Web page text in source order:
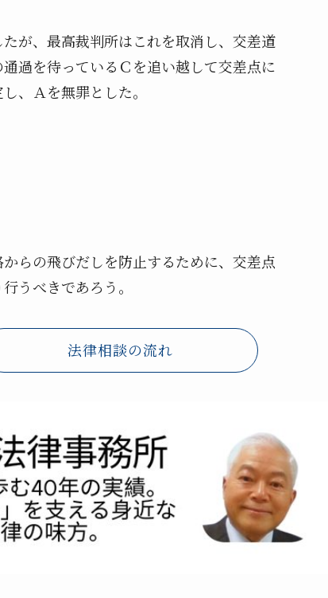
が、最高裁判所はこれを取消し、交差道
過を待っているＣを追い越して交差点に
、Ａを無罪とした。
らの飛びだしを防止するために、交差点
うべきであろう。
法律相談の流れ